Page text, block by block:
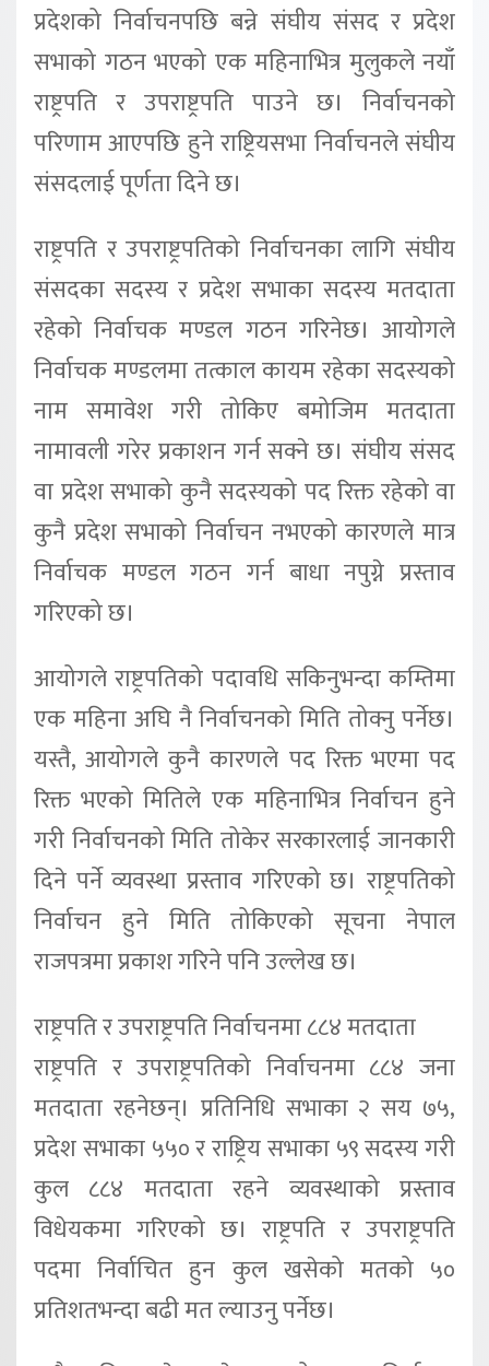
प्रदेशको निर्वाचनपछि बन्ने संघीय संसद र प्रदेश
सभाको गठन भएको एक महिनाभित्र मुलुकले नयाँ
राष्ट्रपति र उपराष्ट्रपति पाउने छ। निर्वाचनको
परिणाम आएपछि हुने राष्ट्रियसभा निर्वाचनले संघीय
संसदलाई पूर्णता दिने छ।
राष्ट्रपति र उपराष्ट्रपतिको निर्वाचनका लागि संघीय
संसदका सदस्य र प्रदेश सभाका सदस्य मतदाता
रहेको निर्वाचक मण्डल गठन गरिनेछ। आयोगले
निर्वाचक मण्डलमा तत्काल कायम रहेका सदस्यको
नाम समावेश गरी तोकिए बमोजिम मतदाता
नामावली गरेर प्रकाशन गर्न सक्ने छ। संघीय संसद
वा प्रदेश सभाको कुनै सदस्यको पद रिक्त रहेको वा
कुनै प्रदेश सभाको निर्वाचन नभएको कारणले मात्र
निर्वाचक मण्डल गठन गर्न बाधा नपुग्ने प्रस्ताव
गरिएको छ।
आयोगले राष्ट्रपतिको पदावधि सकिनुभन्दा कम्तिमा
एक महिना अघि नै निर्वाचनको मिति तोक्नु पर्नेछ।
यस्तै, आयोगले कुनै कारणले पद रिक्त भएमा पद
रिक्त भएको मितिले एक महिनाभित्र निर्वाचन हुने
गरी निर्वाचनको मिति तोकेर सरकारलाई जानकारी
दिने पर्ने व्यवस्था प्रस्ताव गरिएको छ। राष्ट्रपतिको
निर्वाचन हुने मिति तोकिएको सूचना नेपाल
राजपत्रमा प्रकाश गरिने पनि उल्लेख छ।
राष्ट्रपति र उपराष्ट्रपति निर्वाचनमा ८८४ मतदाता
राष्ट्रपति र उपराष्ट्रपतिको निर्वाचनमा ८८४ जना
मतदाता रहनेछन्। प्रतिनिधि सभाका २ सय ७५,
प्रदेश सभाका ५५० र राष्ट्रिय सभाका ५९ सदस्य गरी
कुल ८८४ मतदाता रहने व्यवस्थाको प्रस्ताव
विधेयकमा गरिएको छ। राष्ट्रपति र उपराष्ट्रपति
पदमा निर्वाचित हुन कुल खसेको मतको ५०
प्रतिशतभन्दा बढी मत ल्याउनु पर्नेछ।